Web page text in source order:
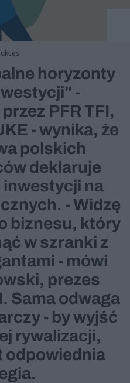
horyzonty
-
PFR TFI,
- wynika, że
polskich
deklaruje
na
- Widzę
biznesu, który
w szranki z
- mówi
prezes
Sama odwaga
- by wyjść
rywalizacji,
odpowiednia